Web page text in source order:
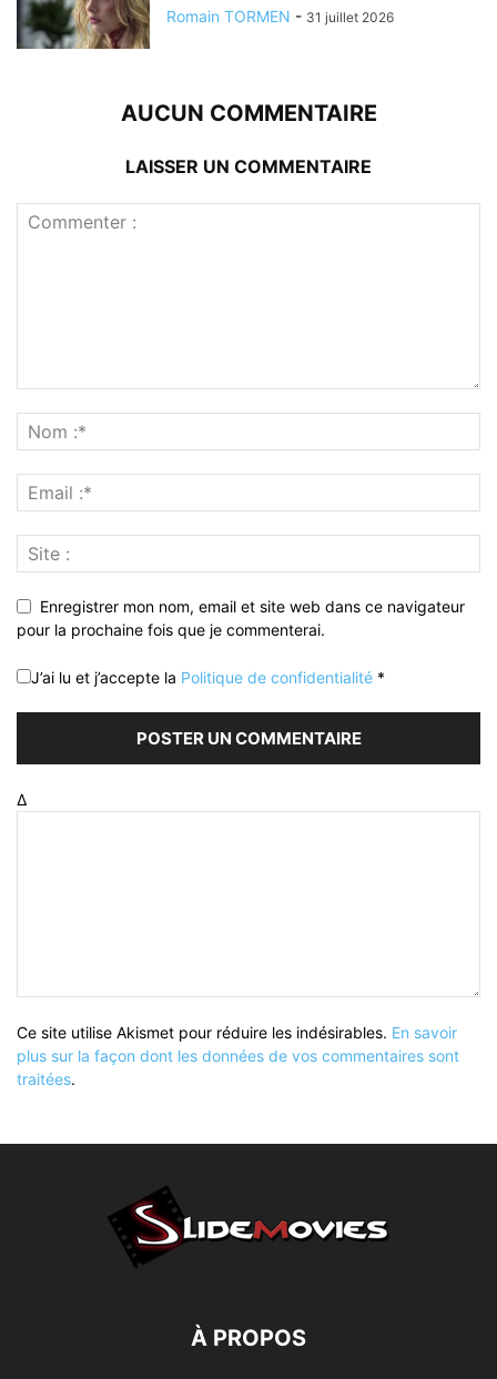
Romain TORMEN - 31 juillet 2026
AUCUN COMMENTAIRE
LAISSER UN COMMENTAIRE
Enregistrer mon nom, email et site web dans ce navigateur
pour la prochaine fois que je commenterai.
J’ai lu et j’accepte la Politique de confidentialité *
Δ
Ce site utilise Akismet pour réduire les indésirables. En savoir
plus sur la façon dont les données de vos commentaires sont
traitées.
À PROPOS